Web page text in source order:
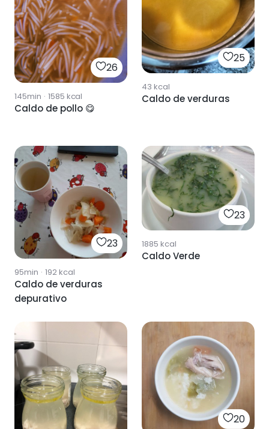
26
145min · 1585 kcal
Caldo de pollo 😋
25
43 kcal
Caldo de verduras
23
95min · 192kcal
Caldo de verduras
depurativo
23
1885 kcal
Caldo Verde
20